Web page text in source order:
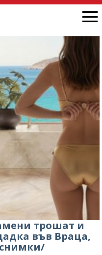
трошат и
във Враца,